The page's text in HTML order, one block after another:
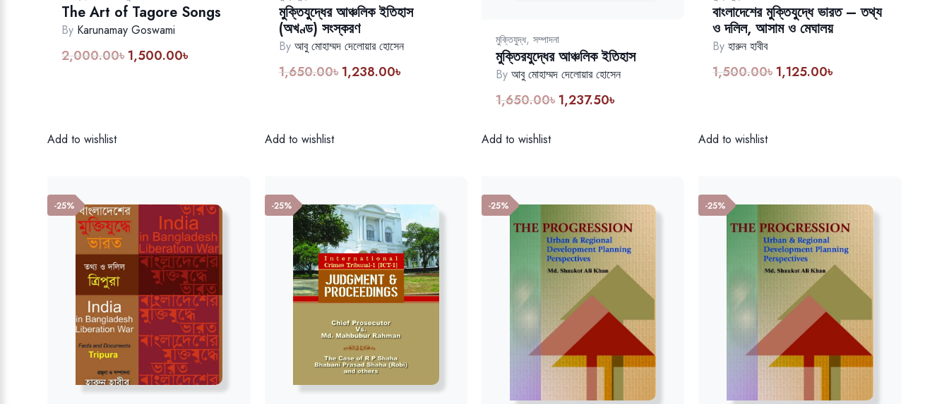
The Art of Tagore Songs
By Karunamay Goswami
2,000.00৳ Original
1,500.00৳Current
Add to wishlist
মুক্তিযুদ্ধের আঞ্চলিক ইতিহাস
(অখণ্ড) সংস্করণ
By আবু মোহাম্মদ দেলোয়ার হোসেন
1,650.00৳ Original
1,238.00৳Current
Add to wishlist
মুক্তিযুদ্ধ, সম্পাদনা
মুক্তিরযুদ্ধের আঞ্চলিক ইতিহাস
By আবু মোহাম্মদ দেলোয়ার হোসেন
1,650.00৳ Original
1,237.50৳Current
Add to wishlist
বাংলাদেশের মুক্তিযুদ্ধে ভারত – তথ্য
ও দলিল, আসাম ও মেঘালয়
Byহারুন হাবীব
1,500.00৳ Original
1,125.00৳Current
Add to wishlist
-25% -25% -25% -25%